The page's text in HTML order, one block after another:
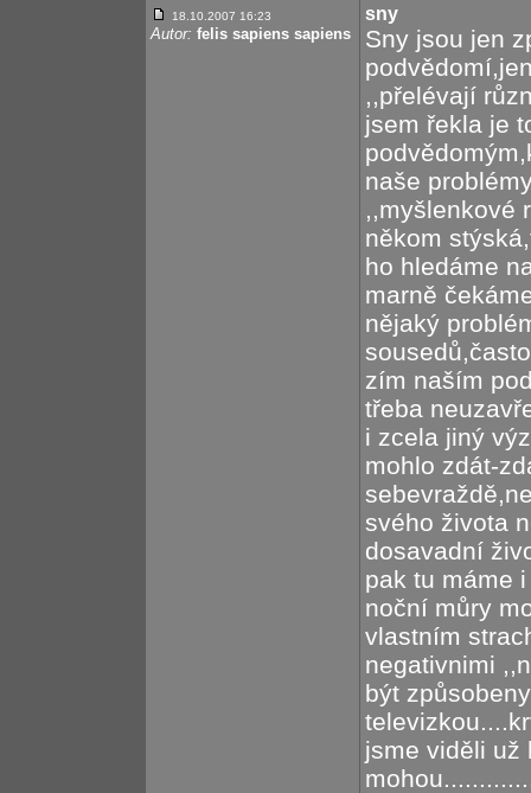
18.10.2007 16:23
Autor: felis sapiens sapiens
sny
Sny jsou jen
,,přelévají
jsem řekla je
naše
,,myšlenkové
někom
ho hledáme
marně
nějaký
zím naším
třeba
i zcela jiný
mohlo zdát-
svého života
dosavadní
pak tu máme
noční můry
vlastním
negativnimi
být způsobeny
jsme viděli už